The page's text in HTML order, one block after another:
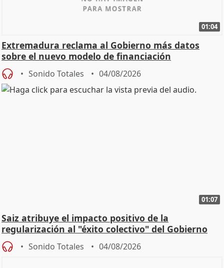
01:04
Extremadura reclama al Gobierno más datos
sobre el nuevo modelo de financiación
Sonido Totales 04/08/2026
01:07
Saiz atribuye el impacto positivo de la
regularización al "éxito colectivo" del Gobierno
Sonido Totales 04/08/2026